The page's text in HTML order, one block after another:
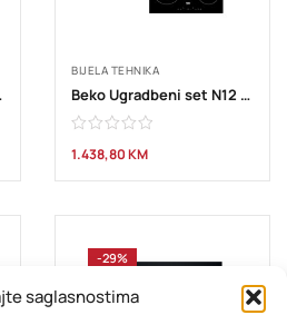
saglasnostima
XDN
BIJELA TEHNIKA
Beko Ugradbeni set N12 BBSM 12300 XD
1.438,80KM
-29%